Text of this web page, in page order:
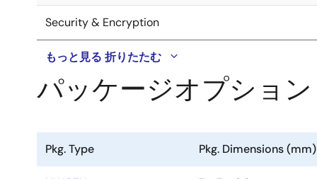
Security & Encryption
もっと見る 折りたたむ
パッケージオプション
Pkg. Type Pkg. Dimensions (mm)